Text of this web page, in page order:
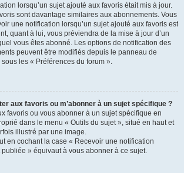
lorsqu’un sujet ajouté aux favoris était mis à jour.
sont davantage similaires aux abonnements. Vous
une notification lorsqu’un sujet ajouté aux favoris est
quant à lui, vous préviendra de la mise à jour d’un
vous êtes abonné. Les options de notification des
peuvent être modifiés depuis le panneau de
les « Préférences du forum ».
aux favoris ou m’abonner à un sujet spécifique ?
favoris ou vous abonner à un sujet spécifique en
dans le menu « Outils du sujet », situé en haut et
illustré par une image.
en cochant la case « Recevoir une notification
publiée » équivaut à vous abonner à ce sujet.